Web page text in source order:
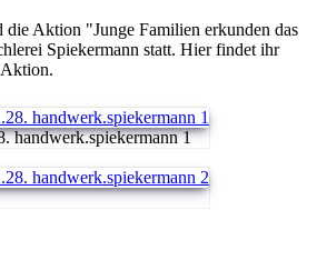
Aktion "Junge Familien erkunden das
Spiekermann statt. Hier findet ihr
handwerk.spiekermann 1